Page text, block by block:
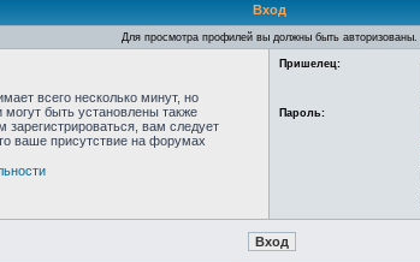
Вход
Для просмотра профилей вы должны быть авторизованы.
всего несколько минут, но
быть установлены также
зарегистрироваться, вам следует
ваше присутствие на форумах
Пришелец:
Пароль: